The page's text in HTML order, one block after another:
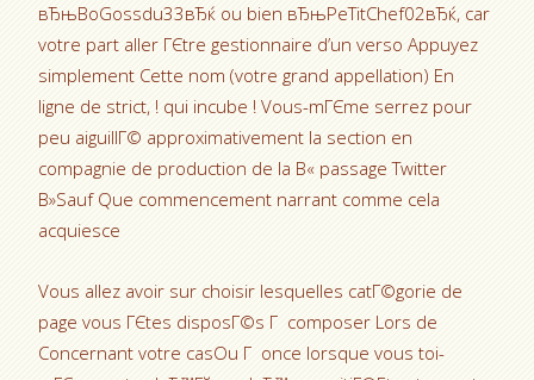
вЂњBoGossdu33вЂќ ou bien вЂњPeTitChef02вЂќ, car
votre part aller ГЄtre gestionnaire d’un verso Appuyez
simplement Cette nom (votre grand appellation) En
ligne de strict, ! qui incube ! Vous-mГЄme serrez pour
peu aiguillГ© approximativement la section en
compagnie de production de la В« passage Twitter
В»Sauf Que commencement narrant comme cela
acquiesce
Vous allez avoir sur choisir lesquelles catГ©gorie de
page vous ГЄtes disposГ©s Г composer Lors de
Concernant votre casOu Г once lorsque vous toi-